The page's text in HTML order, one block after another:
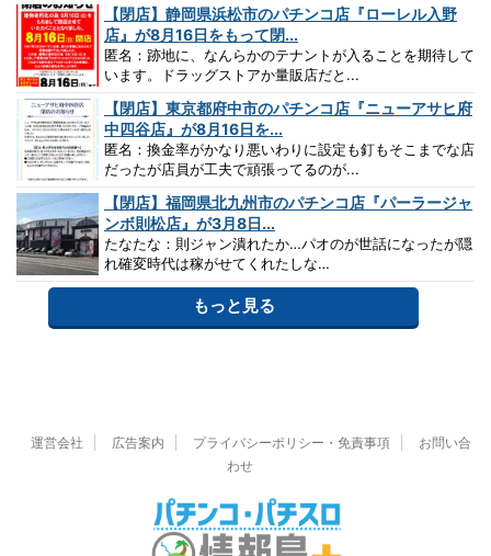
【閉店】静岡県浜松市のパチンコ店『ローレル入野
店』が8月16日をもって閉...
匿名：跡地に、なんらかのテナントが入ることを期待して
います。ドラッグストアか量販店だと...
【閉店】東京都府中市のパチンコ店『ニューアサヒ府
中四谷店』が8月16日を...
匿名：換金率がかなり悪いわりに設定も釘もそこまでな店
だったが店員が工夫で頑張ってるのが...
【閉店】福岡県北九州市のパチンコ店『パーラージャ
ンボ則松店』が3月8日...
たなたな：則ジャン潰れたか…パオのが世話になったが隠
れ確変時代は稼がせてくれたしな…
もっと見る
運営会社 広告案内 プライバシーポリシー・免責事項
お問い合
わせ